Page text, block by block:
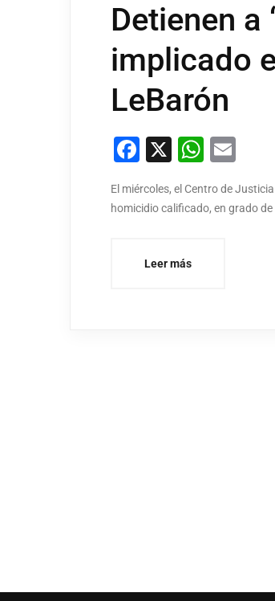
Detienen a
implicado
LeBarón
Facebook
X
El miércoles, el Centro de
homicidio calificado, en grado
Leer más